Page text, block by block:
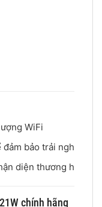
WiFi
bảo trải nghiệm
diện thương hiệu
chính hãng